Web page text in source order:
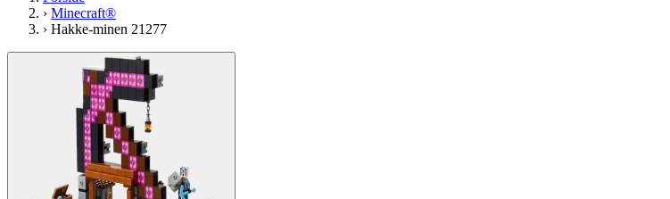
› Minecraft®
› Hakke-minen 21277